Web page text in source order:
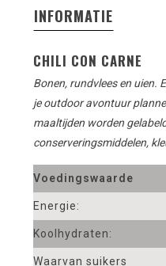
INFORMATIE
CHILI CON CARNE
Bonen, rundvlees en uien.
je outdoor avontuur
maaltijden worden
conserveringsmiddelen,
Voedingswaarde
Energie:
Koolhydraten:
Waarvan suikers